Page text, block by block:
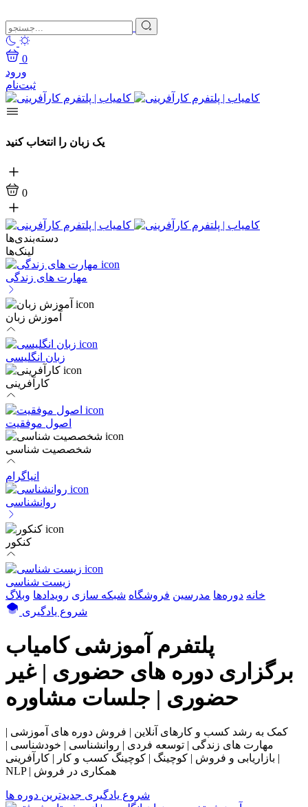
0
ورود
ثبت‌نام
یک زبان را انتخاب کنید
0
دسته‌بندی‌ها
لینک‌ها
مهارت های زندگی
آموزش زبان
زبان انگلیسی
کارآفرینی
اصول موفقیت
شخصصیت شناسی
انیاگرام
روانشناسی
کنکور
زیست شناسی
خانه دوره‌ها مدرسین فروشگاه شبکه سازی رویداد‌ها وبلاگ
شروع یادگیری
پلتفرم آموزشی کامیاب
برگزاری دوره های حضوری | غیر
حضوری | جلسات مشاوره
کمک به رشد کسب و کارهای آنلاین | فروش دوره های آموزشی |
مهارت های زندگی | توسعه فردی | روانشناسی | خودشناسی |
بازاریابی و فروش | کوچینگ | کوچینگ کسب و کار | کارآفرینی |
NLP | همکاری در فروش
شروع یادگیری جدیدترین دوره ها